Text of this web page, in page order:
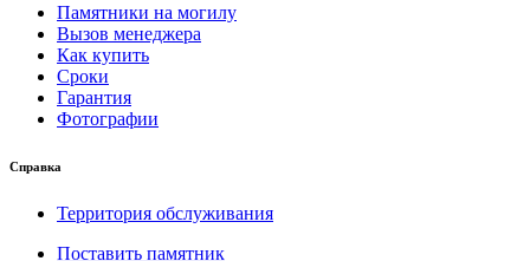
Памятники на могилу
Вызов менеджера
Как купить
Сроки
Гарантия
Фотографии
Справка
Территория обслуживания
Поставить памятник